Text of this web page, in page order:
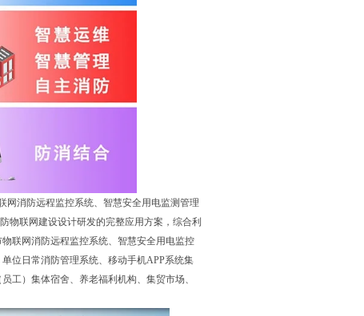
网消防远程监控系统、智慧安全用电监测管理
物联网建设设计研发的完整应用方案，综合利
联网消防远程监控系统、智慧安全用电监控
位日常消防管理系统、移动手机APP系统集
工）集体宿舍、养老福利机构、集贸市场、